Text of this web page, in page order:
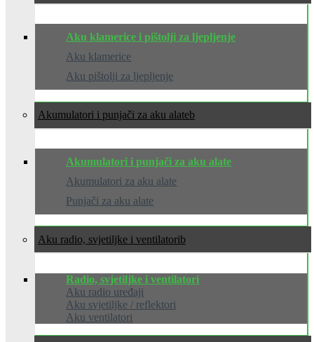
Aku klamerice i pištolji za ljepljenje
Aku klamerice
Aku pištolji za ljepljenje
Akumulatori i punjači za aku alate
Akumulatori i punjači za aku alate
Akumulatori za aku alate
Punjači za aku alate
Aku radio, svjetiljke i ventilatori
Radio, svjetiljke i ventilatori
Aku radio uređaji
Aku svjetiljke / reflektori
Aku ventilatori